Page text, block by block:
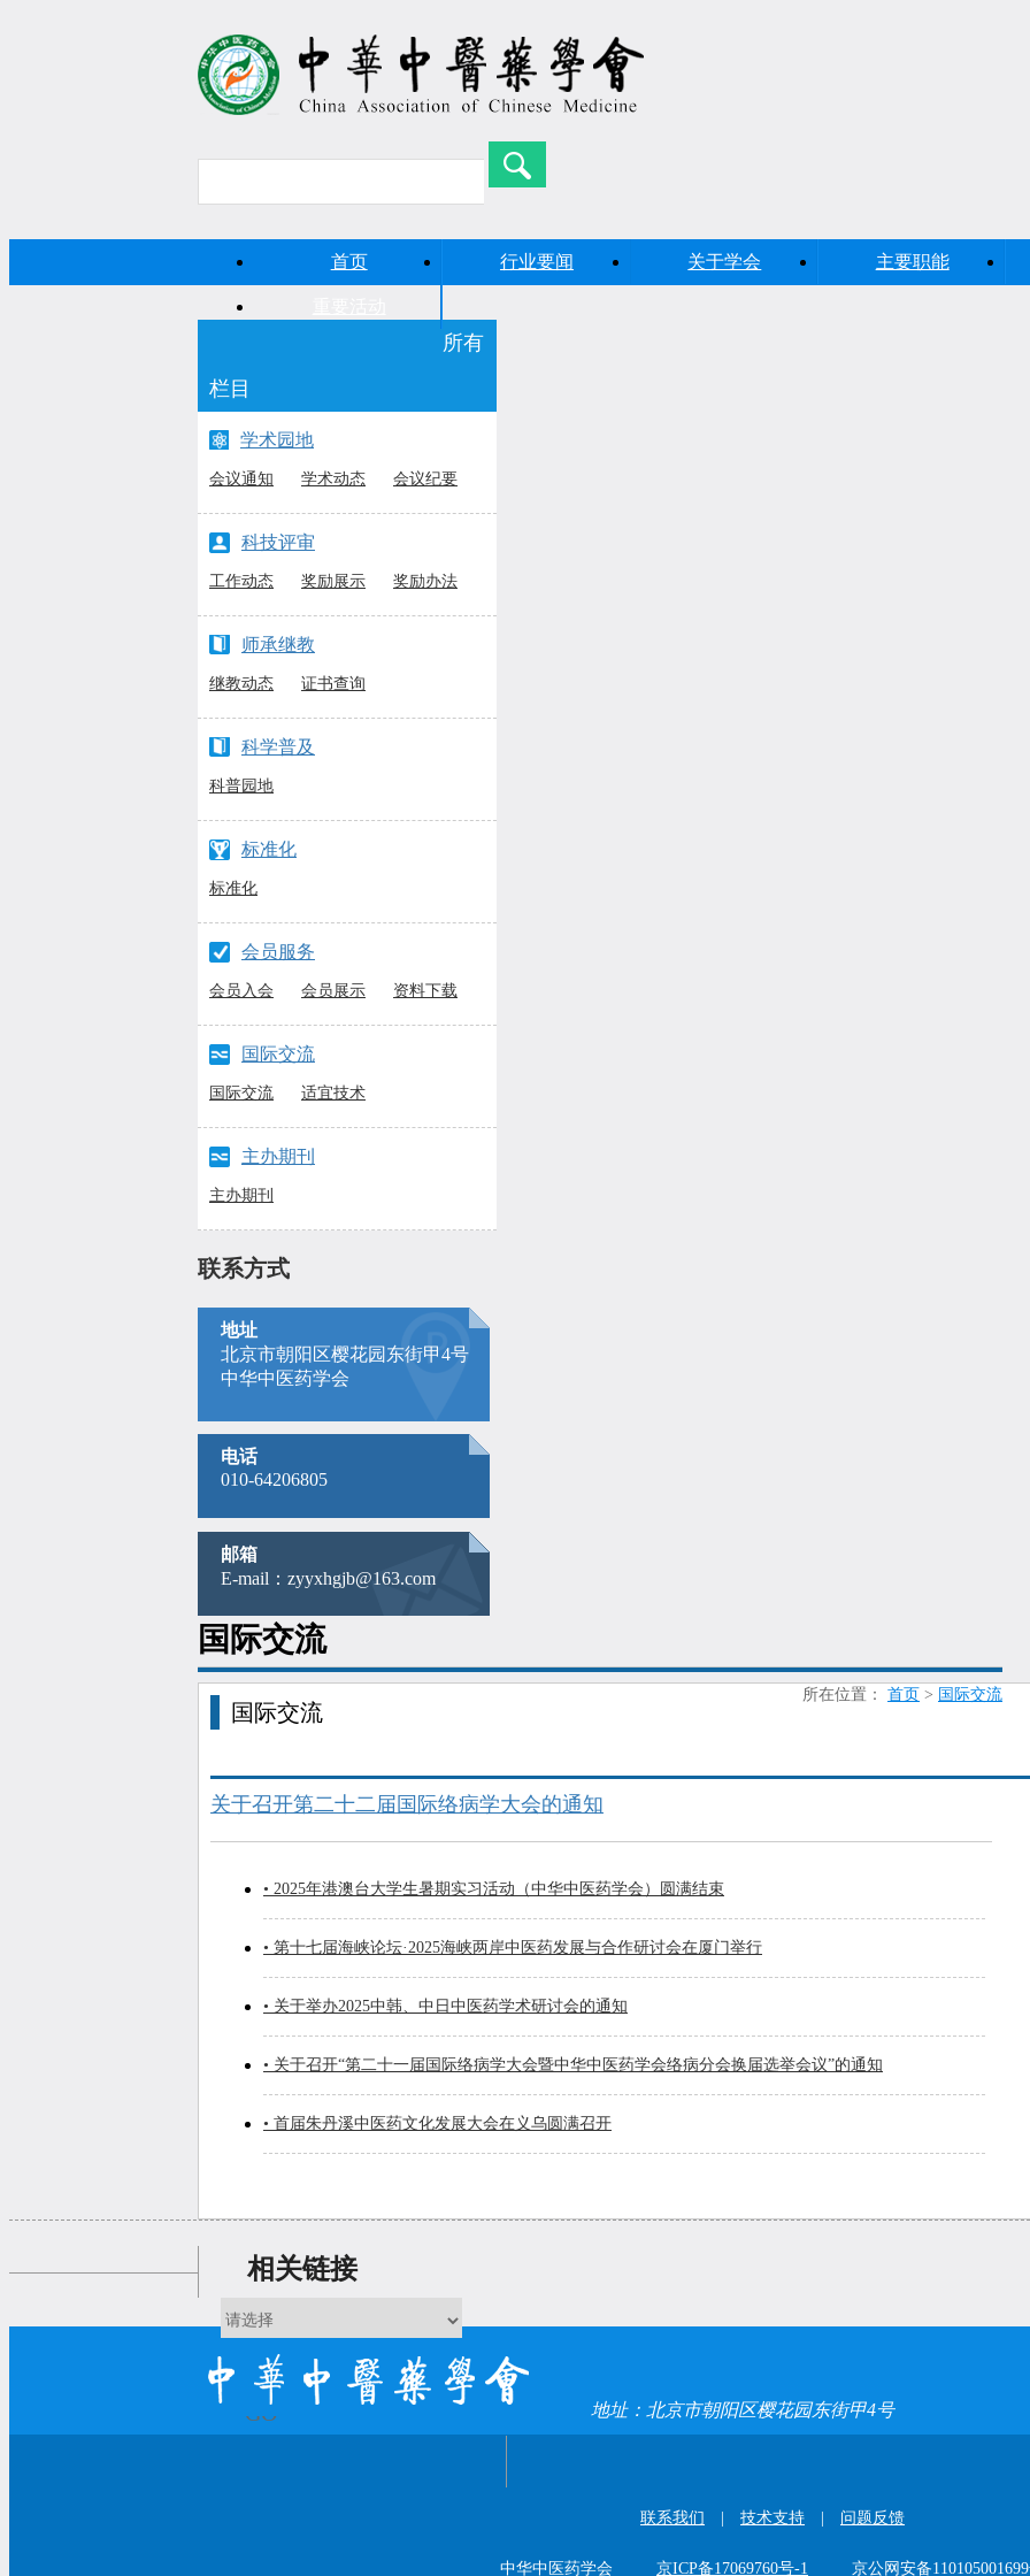
首页 行业要闻 关于学会 主要职能
所有
栏目
学术园地
会议通知 学术动态 会议纪要
科技评审
工作动态 奖励展示 奖励办法
师承继教
继教动态 证书查询
科学普及
科普园地
标准化
标准化
会员服务
会员入会 会员展示 资料下载
国际交流
国际交流 适宜技术
主办期刊
主办期刊
联系方式
地址
北京市朝阳区樱花园东街甲4号
中华中医药学会
电话
010-64206805
邮箱
E-mail：zyyxhgjb@163.com
国际交流
所在位置： 首页 > 国际交流
国际交流
关于召开第二十二届国际络病学大会的通知
• 2025年港澳台大学生暑期实习活动（中华中医药学会）圆满结束
• 第十七届海峡论坛·2025海峡两岸中医药发展与合作研讨会在厦门举行
• 关于举办2025中韩、中日中医药学术研讨会的通知
• 关于召开“第二十一届国际络病学大会暨中华中医药学会络病分会换届选举会议”的通知
• 首届朱丹溪中医药文化发展大会在义乌圆满召开
相关链接
GO 地址：北京市朝阳区樱花园东街甲4号
联系我们 技术支持 问题反馈
中华中医药学会 京ICP备17069760号-1 京公网安备